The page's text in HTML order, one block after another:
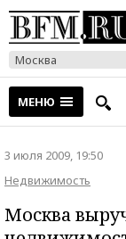
Москва
МЕНЮ
3 июля 2009, 19:50
Недвижимость
Москва